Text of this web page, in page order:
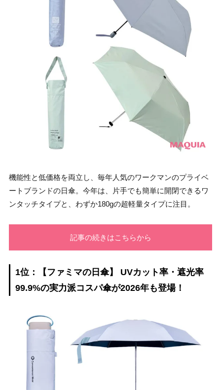
機能性と低価格を両立し、毎年人気のワークマンのプライベ
ートブランドの日傘。今年は、片手でも簡単に開閉できるワ
ンタッチタイプと、わずか180gの超軽量タイプに注目。
記事の続きはこちらから
1位：【ファミマの日傘】 UVカット率・遮光率
99.9%の実力派コスパ傘が2026年も登場！